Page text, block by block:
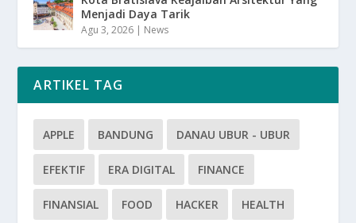
Menjadi Daya Tarik
Agu 3, 2026 | News
ARTIKEL TAG
APPLE BANDUNG DANAU UBUR - UBUR
EFEKTIF ERA DIGITAL FINANCE
FINANSIAL FOOD HACKER HEALTH